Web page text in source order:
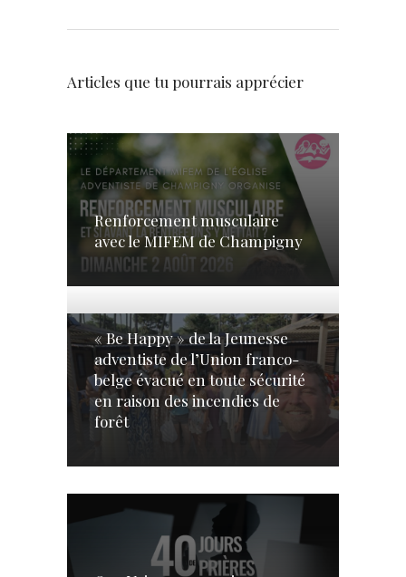
Articles que tu pourrais apprécier
Renforcement musculaire
avec le MIFEM de Champigny
« Be Happy » de la Jeunesse
adventiste de l’Union franco-
belge évacué en toute sécurité
en raison des incendies de
forêt